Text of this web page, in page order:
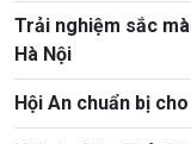
Trải nghiệm sắc
Hà Nội
Hội An chuẩn bị